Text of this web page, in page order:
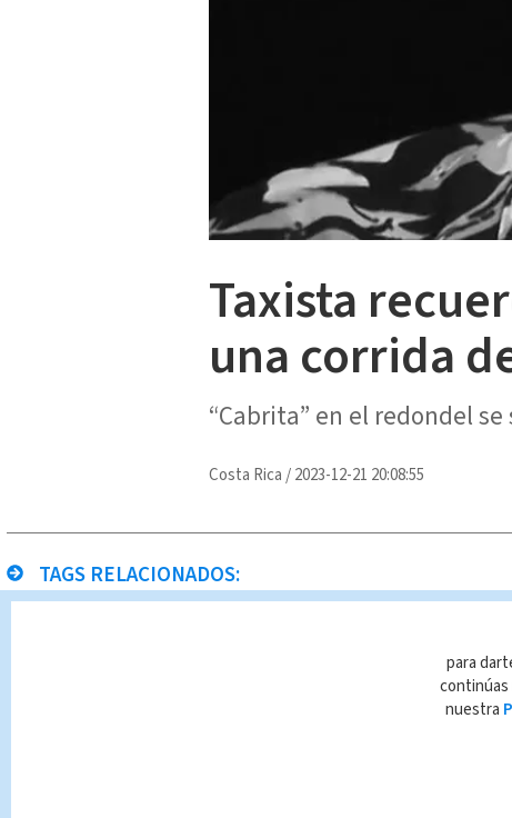
Taxista
una corrida
“Cabrita” en el redondel
Costa Rica /2023-12-21 20:08:55
TAGS RELACIONADOS:
Queda prohibida la reproducción total o parcial del contenido de
autorizada constituye una infracción y un delito de conformidad
para
continúas
nuestra